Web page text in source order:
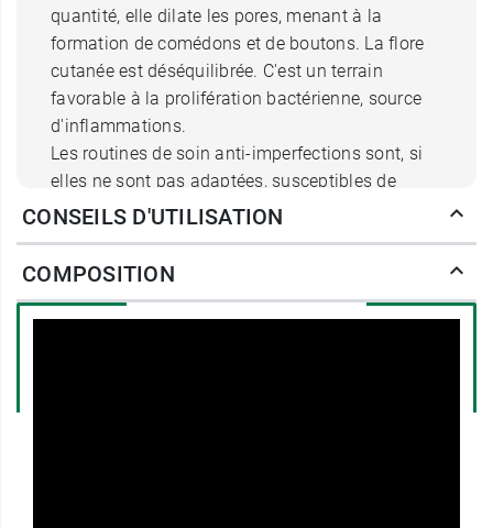
quantité, elle dilate les pores, menant à la
formation de comédons et de boutons. La flore
cutanée est déséquilibrée. C'est un terrain
favorable à la prolifération bactérienne, source
d'inflammations.
Les routines de soin anti-imperfections sont, si
elles ne sont pas adaptées, susceptibles de
malmener la peau et del'hypersensibiliser
l'apparition de rougeurs et de marques.
Que permet le concentré anti-
CONSEILS D'UTILISATION
COMPOSITION